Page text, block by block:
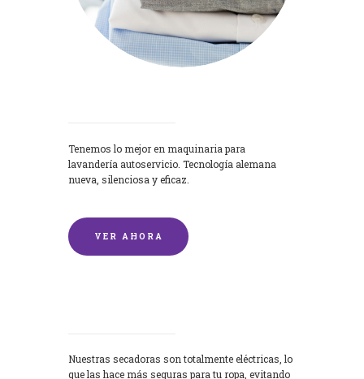
Tenemos lo mejor en maquinaria para
lavandería autoservicio. Tecnología alemana
nueva, silenciosa y eficaz.
VER AHORA
Nuestras secadoras son totalmente eléctricas, lo
que las hace más seguras para tu ropa, evitando